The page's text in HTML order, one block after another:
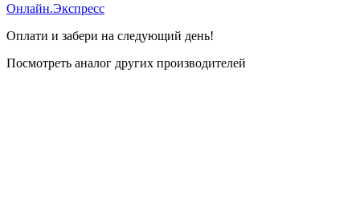
Онлайн.Экспресс
Оплати и забери на следующий день!
Посмотреть аналог других производителей